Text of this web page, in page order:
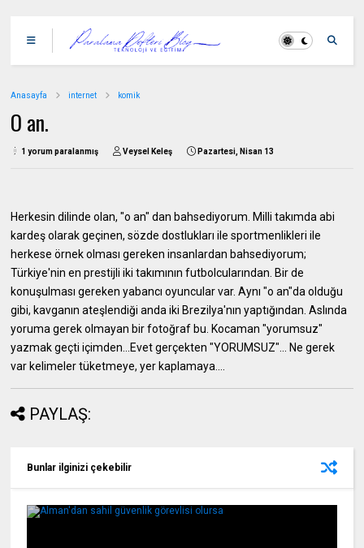
Anasayfa internet komik
O an.
1 yorum paralanmış Veysel Keleş Pazartesi, Nisan 13
Herkesin dilinde olan, "o an" dan bahsediyorum. Milli takımda abi
kardeş olarak geçinen, sözde dostlukları ile sportmenlikleri ile
herkese örnek olması gereken insanlardan bahsediyorum;
Türkiye'nin en prestijli iki takımının futbolcularından. Bir de
konuşulması gereken yabancı oyuncular var. Aynı "o an"da olduğu
gibi, kavganın ateşlendiği anda iki Brezilya'nın yaptığından. Aslında
yoruma gerek olmayan bir fotoğraf bu. Kocaman "yorumsuz"
yazmak geçti içimden...Evet gerçekten "YORUMSUZ"... Ne gerek
var kelimeler tüketmeye, yer kaplamaya....
PAYLAŞ:
Bunlar ilginizi çekebilir